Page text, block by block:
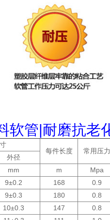
软管|耐磨抗老
每件长度
常用压力
外径
mm m
Mpa
9±0.2 168 0.9
9±0.3 180
0.8
10±0.3 147
0.8